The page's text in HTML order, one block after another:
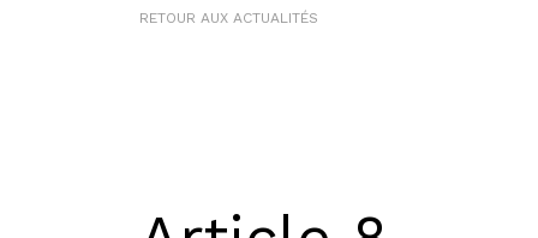
RETOUR AUX ACTUALITÉS